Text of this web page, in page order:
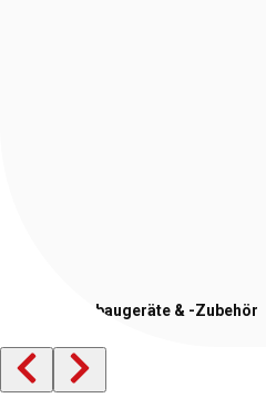
Stapler-Anbaugeräte & -Zubehör